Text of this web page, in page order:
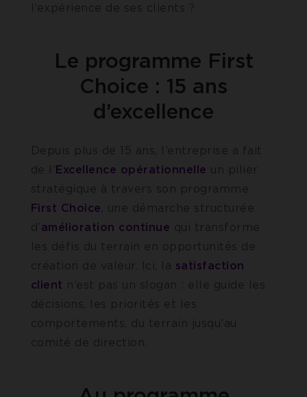
l’expérience de ses clients ?
Le programme First
Choice : 15 ans
d’excellence
Depuis plus de 15 ans, l’entreprise a fait
de l’Excellence opérationnelle un pilier
stratégique à travers son programme
First Choice, une démarche structurée
d’amélioration continue qui transforme
les défis du terrain en opportunités de
création de valeur. Ici, la satisfaction
client n’est pas un slogan : elle guide les
décisions, les priorités et les
comportements, du terrain jusqu’au
comité de direction.